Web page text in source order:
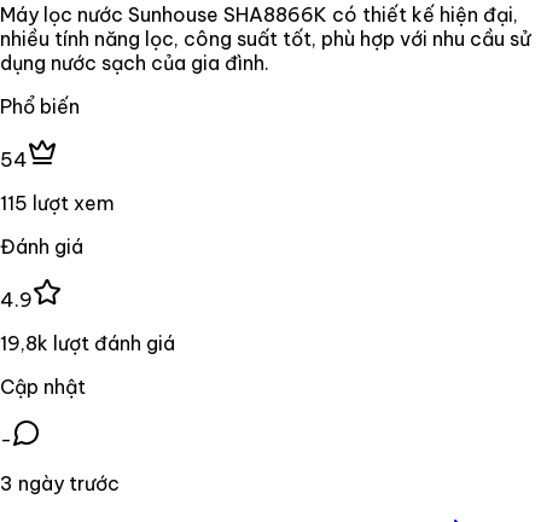
Máy lọc nước Sunhouse SHA8866K có thiết kế hiện đại,
nhiều tính năng lọc, công suất tốt, phù hợp với nhu cầu sử
dụng nước sạch của gia đình.
Phổ biến
54
115 lượt xem
Đánh giá
4.9
19,8k lượt đánh giá
Cập nhật
-
3 ngày trước